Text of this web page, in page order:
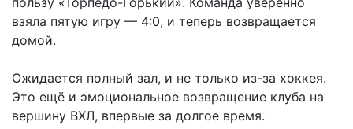
взяла пятую игру — 4:0, и теперь возвращается
домой.
Ожидается полный зал, и не только из-за хоккея.
Это ещё и эмоциональное возвращение клуба на
вершину ВХЛ, впервые за долгое время.